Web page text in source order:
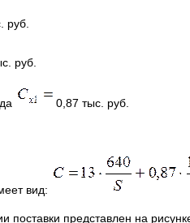
руб.
руб.
0,87 тыс. руб.
вид:
представлен на